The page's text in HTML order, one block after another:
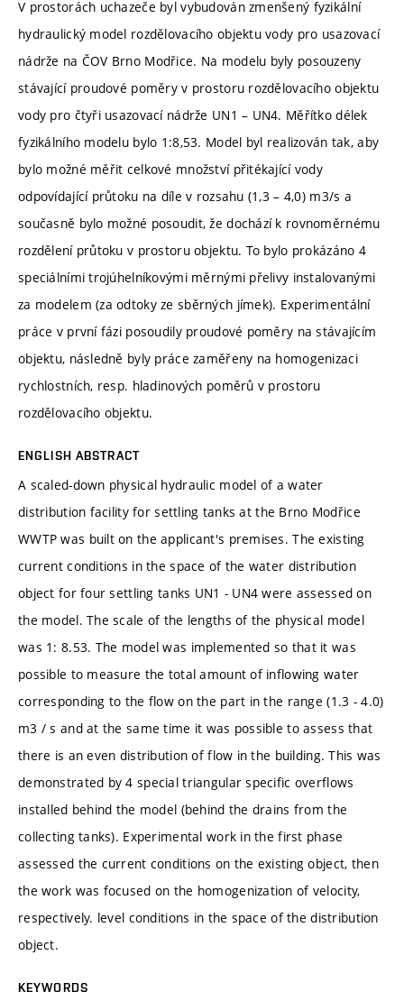
V prostorách uchazeče byl vybudován zmenšený fyzikální
hydraulický model rozdělovacího objektu vody pro usazovací
nádrže na ČOV Brno Modřice. Na modelu byly posouzeny
stávající proudové poměry v prostoru rozdělovacího objektu
vody pro čtyři usazovací nádrže UN1 – UN4. Měřítko délek
fyzikálního modelu bylo 1:8,53. Model byl realizován tak, aby
bylo možné měřit celkové množství přitékající vody
odpovídající průtoku na díle v rozsahu (1,3 – 4,0) m3/s a
současně bylo možné posoudit, že dochází k rovnoměrnému
rozdělení průtoku v prostoru objektu. To bylo prokázáno 4
speciálními trojúhelníkovými měrnými přelivy instalovanými
za modelem (za odtoky ze sběrných jímek). Experimentální
práce v první fázi posoudily proudové poměry na stávajícím
objektu, následně byly práce zaměřeny na homogenizaci
rychlostních, resp. hladinových poměrů v prostoru
rozdělovacího objektu.
ENGLISH ABSTRACT
A scaled-down physical hydraulic model of a water
distribution facility for settling tanks at the Brno Modřice
WWTP was built on the applicant's premises. The existing
current conditions in the space of the water distribution
object for four settling tanks UN1 - UN4 were assessed on
the model. The scale of the lengths of the physical model
was 1: 8.53. The model was implemented so that it was
possible to measure the total amount of inflowing water
corresponding to the flow on the part in the range (1.3 - 4.0)
m3 / s and at the same time it was possible to assess that
there is an even distribution of flow in the building. This was
demonstrated by 4 special triangular specific overflows
installed behind the model (behind the drains from the
collecting tanks). Experimental work in the first phase
assessed the current conditions on the existing object, then
the work was focused on the homogenization of velocity,
respectively. level conditions in the space of the distribution
object.
KEYWORDS